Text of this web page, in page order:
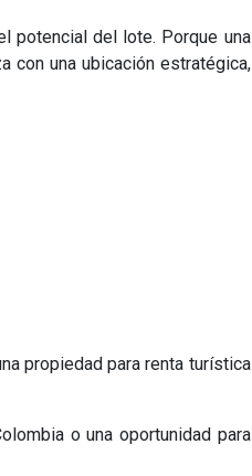
potencial del lote. Porque una
con una ubicación estratégica,
propiedad para renta turística
o una oportunidad para